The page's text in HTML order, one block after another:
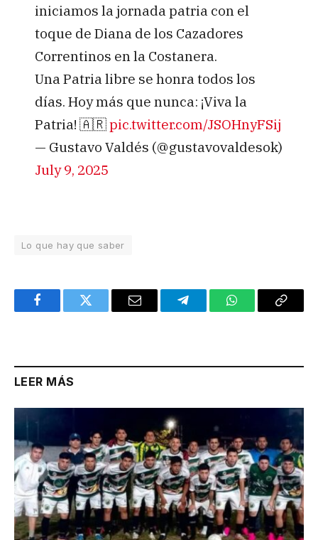
iniciamos la jornada patria con el
toque de Diana de los Cazadores
Correntinos en la Costanera.
Una Patria libre se honra todos los
días. Hoy más que nunca: ¡Viva la
Patria! 🇦🇷pic.twitter.com/JSOHnyFSij
— Gustavo Valdés (@gustavovaldesok)
July 9, 2025
Lo que hay que saber
FacebookTwitter Email TelegramWhatsAppCopy
LEER MÁS